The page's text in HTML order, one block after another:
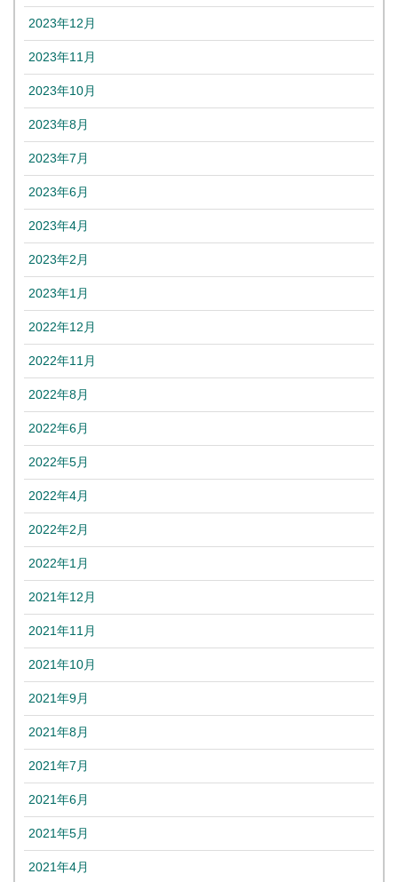
2023年12月
2023年11月
2023年10月
2023年8月
2023年7月
2023年6月
2023年4月
2023年2月
2023年1月
2022年12月
2022年11月
2022年8月
2022年6月
2022年5月
2022年4月
2022年2月
2022年1月
2021年12月
2021年11月
2021年10月
2021年9月
2021年8月
2021年7月
2021年6月
2021年5月
2021年4月